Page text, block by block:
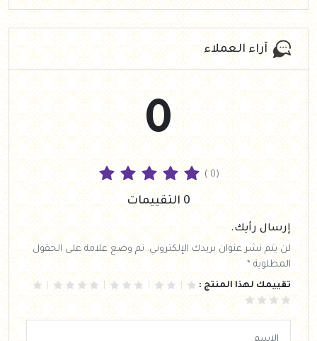
آراء العملاء
0
( 0)
0 التقييمات
إرسال رأيك.
لن يتم نشر عنوان بريدك الإلكتروني. تم وضع علامة على الحقول
المطلوبة *
تقييمك لهذا المنتج :